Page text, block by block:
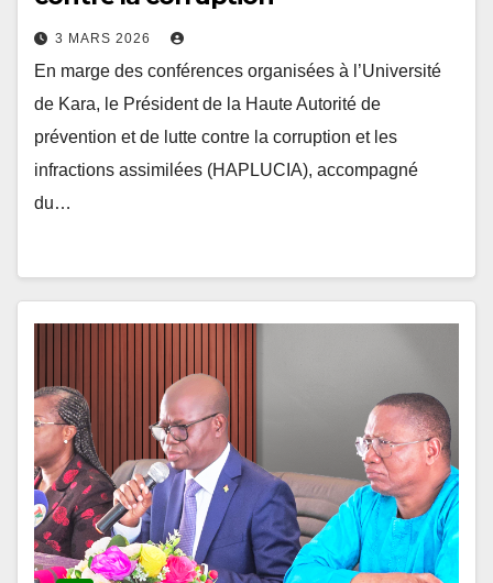
En marge des conférences organisées à l’Université
de Kara, le Président de la Haute Autorité de
prévention et de lutte contre la corruption et les
infractions assimilées (HAPLUCIA), accompagné
du…